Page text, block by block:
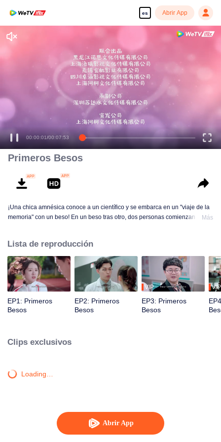
es Abrir App
Abrir App
00:00:01/00:07:53
Primeros Besos
¡Una chica amnésica conoce a un científico y se embarca en un "viaje de la
memoria" con un beso! En un beso tras otro, dos personas comienzan a
Más
Lista de reproducción
EP1: Primeros
Besos
EP2: Primeros
Besos
VIP
EP3: Primeros
Besos
VIP
Clips exclusivos
Loading…